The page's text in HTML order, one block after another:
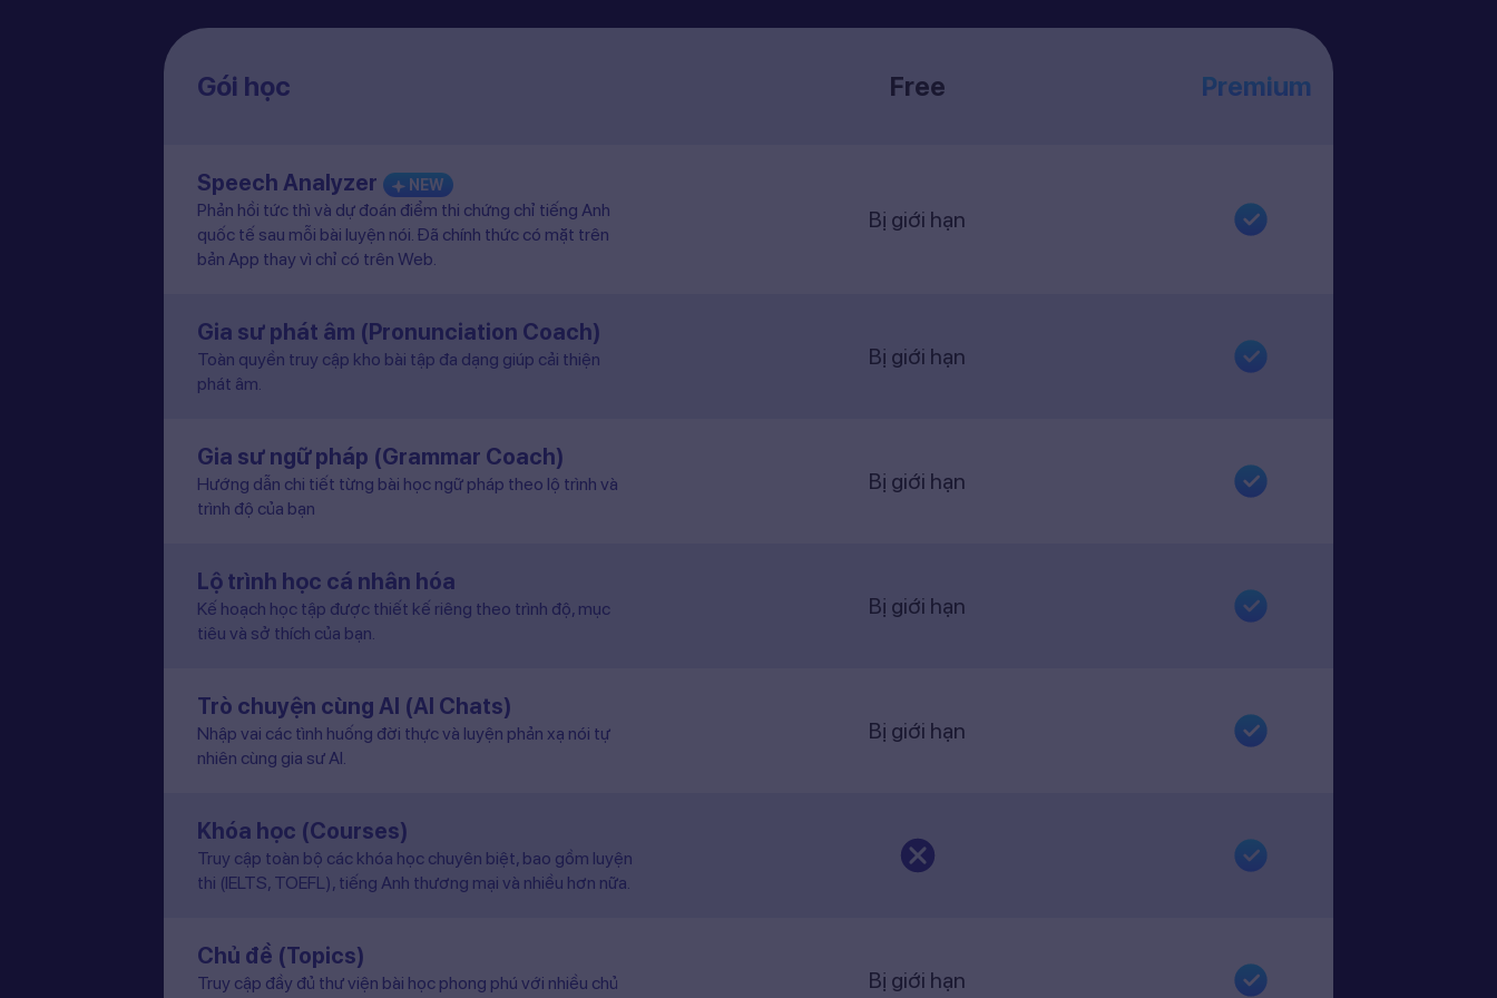
Gói học Free Premium
Speech Analyzer NEW
Phản hồi tức thì và dự đoán điểm thi chứng chỉ tiếng Anh
quốc tế sau mỗi bài luyện nói. Đã chính thức có mặt trên
bản App thay vì chỉ có trên Web.
Bị giới hạn
Gia sư phát âm (Pronunciation Coach)
Toàn quyền truy cập kho bài tập đa dạng giúp cải thiện
phát âm.
Bị giới hạn
Gia sư ngữ pháp (Grammar Coach)
Hướng dẫn chi tiết từng bài học ngữ pháp theo lộ trình và
trình độ của bạn
Bị giới hạn
Lộ trình học cá nhân hóa
Kế hoạch học tập được thiết kế riêng theo trình độ, mục
tiêu và sở thích của bạn.
Bị giới hạn
Trò chuyện cùng AI (AI Chats)
Nhập vai các tình huống đời thực và luyện phản xạ nói tự
nhiên cùng gia sư AI.
Bị giới hạn
Khóa học (Courses)
Truy cập toàn bộ các khóa học chuyên biệt, bao gồm luyện
thi (IELTS, TOEFL), tiếng Anh thương mại và nhiều hơn nữa.
Chủ đề (Topics)
Truy cập đầy đủ thư viện bài học phong phú với nhiều chủ
Bị giới hạn